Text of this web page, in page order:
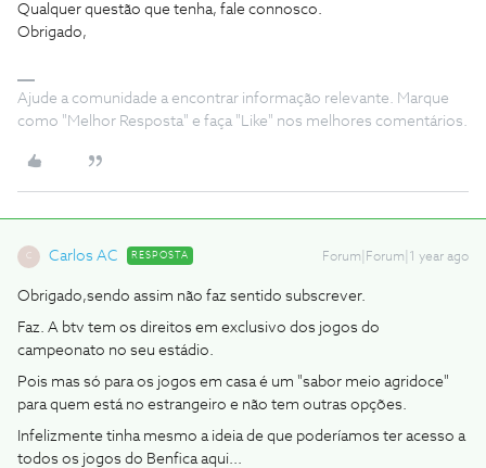
Qualquer questão que tenha, fale connosco.
Obrigado,
Ajude a comunidade a encontrar informação relevante. Marque
como "Melhor Resposta" e faça "Like" nos melhores comentários.
C Carlos AC RESPOSTA Forum|Forum|1 year ago
Obrigado,sendo assim não faz sentido subscrever.
Faz. A btv tem os direitos em exclusivo dos jogos do
campeonato no seu estádio.
Pois mas só para os jogos em casa é um "sabor meio agridoce"
para quem está no estrangeiro e não tem outras opções.
Infelizmente tinha mesmo a ideia de que poderíamos ter acesso a
todos os jogos do Benfica aqui...